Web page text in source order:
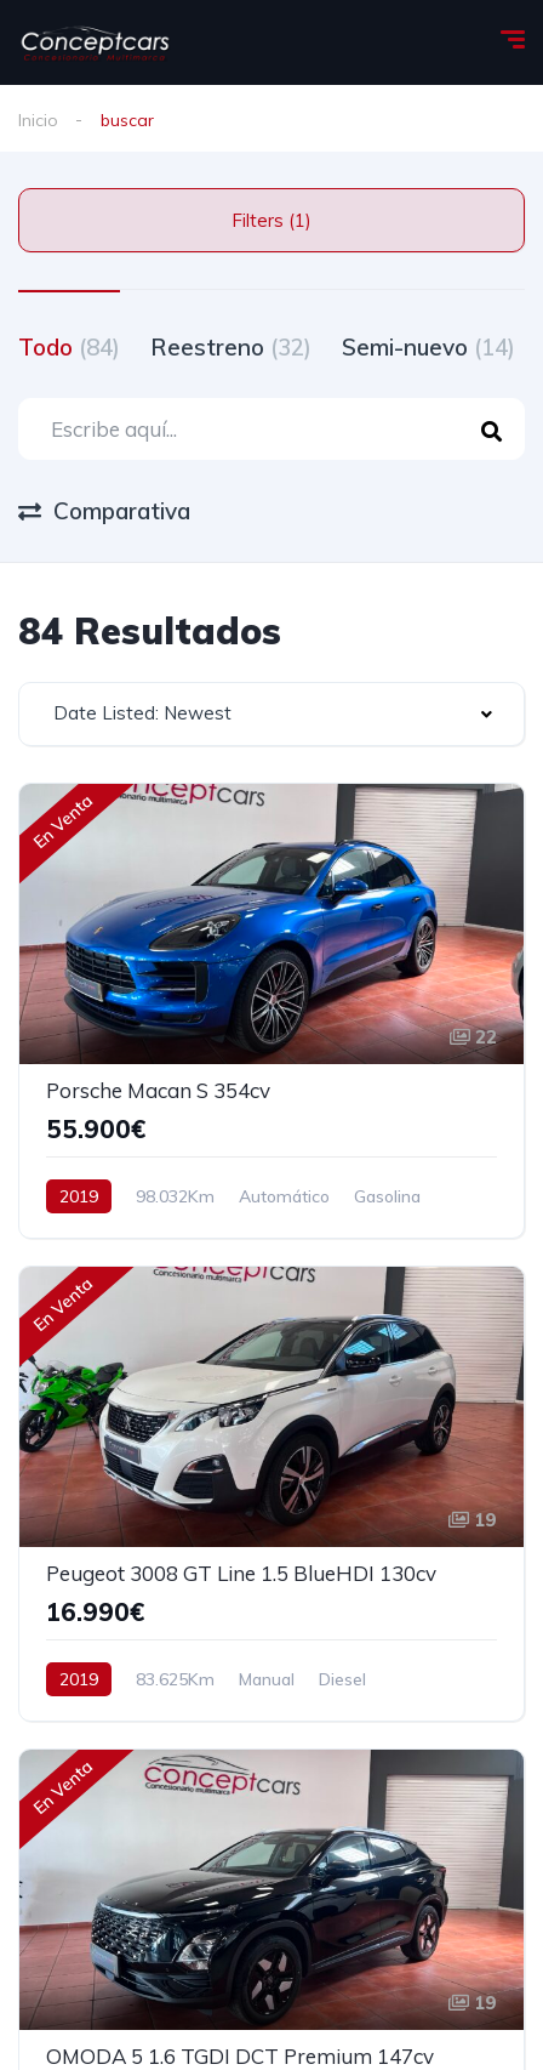
Inicio buscar
Filters (1)
Todo (84) Reestreno (32) Semi-nuevo (14)
Comparativa
84 Resultados
Date Listed: Newest
En Venta
22
Porsche Macan S 354cv
55.900€
2019 98.032Km Automático
Gasolina
En Venta
19
Peugeot 3008 GT Line 1.5 BlueHDI 130cv
16.990€
2019 83.625Km Manual
Diesel
En Venta
19
OMODA 5 1.6 TGDI DCT Premium 147cv